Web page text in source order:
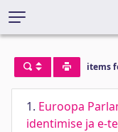
items
1. Euroopa
identimise ja e-